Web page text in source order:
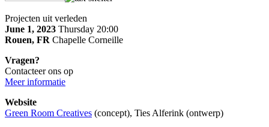
Projecten uit verleden
June 1, 2023 Thursday 20:00
Rouen, FR Chapelle Corneille
Vragen?
Contacteer ons op
Meer informatie
Website
Green Room Creatives (concept), Ties Alferink (ontwerp)